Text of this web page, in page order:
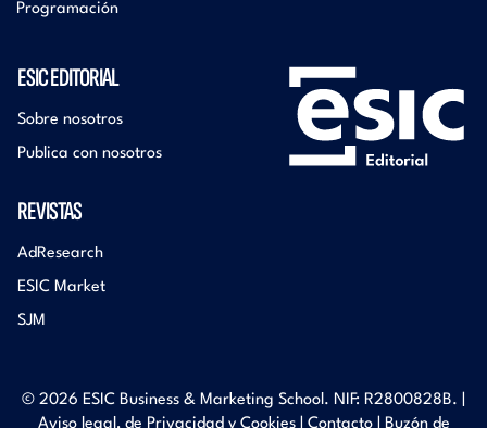
Programación
ESIC EDITORIAL
Sobre nosotros
Publica con nosotros
REVISTAS
AdResearch
ESIC Market
SJM
© 2026 ESIC Business & Marketing School. NIF: R2800828B. |
Aviso legal, de Privacidad y Cookies| Contacto| Buzón de